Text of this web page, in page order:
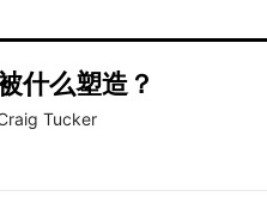
什么塑造？
Tucker